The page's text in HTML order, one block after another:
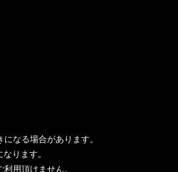
なる場合があります。
ります。
用頂けません。